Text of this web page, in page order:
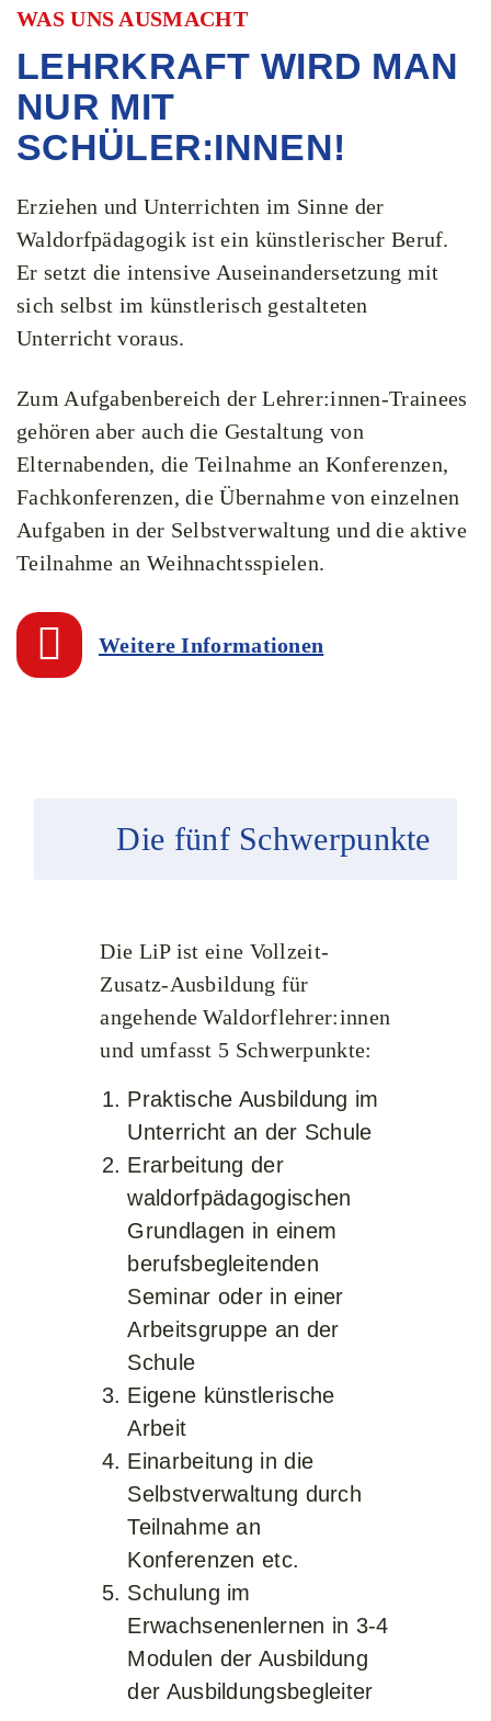
WAS UNS AUSMACHT
LEHRKRAFT WIRD MAN
NUR MIT
SCHÜLER:INNEN!
Erziehen und Unterrichten im Sinne der
Waldorfpädagogik ist ein künstlerischer Beruf.
Er setzt die intensive Auseinandersetzung mit
sich selbst im künstlerisch gestalteten
Unterricht voraus.
Zum Aufgabenbereich der Lehrer:innen-Trainees
gehören aber auch die Gestaltung von
Elternabenden, die Teilnahme an Konferenzen,
Fachkonferenzen, die Übernahme von einzelnen
Aufgaben in der Selbstverwaltung und die aktive
Teilnahme an Weihnachtsspielen.
Weitere Informationen
Die fünf Schwerpunkte
Die LiP ist eine Vollzeit-
Zusatz-Ausbildung für
angehende Waldorflehrer:innen
und umfasst 5 Schwerpunkte:
Praktische Ausbildung im
Unterricht an der Schule
Erarbeitung der
waldorfpädagogischen
Grundlagen in einem
berufsbegleitenden
Seminar oder in einer
Arbeitsgruppe an der
Schule
Eigene künstlerische
Arbeit
Einarbeitung in die
Selbstverwaltung durch
Teilnahme an
Konferenzen etc.
Schulung im
Erwachsenenlernen in 3-4
Modulen der Ausbildung
der Ausbildungsbegleiter